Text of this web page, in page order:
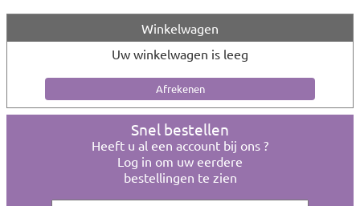
Winkelwagen
Uw winkelwagen is leeg
Snel bestellen
Heeft u al een account bij ons ?
Log in om uw eerdere
bestellingen te zien